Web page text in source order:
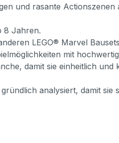
und rasante Actionszenen
8 Jahren.
LEGO® Marvel
mit
damit sie einheitlich
analysiert, damit sie